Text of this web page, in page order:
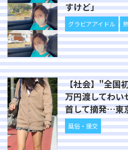
すけど」
グラビアアイドル
【社会】"全国
万円渡してわい
首して摘発…東
風俗・援交